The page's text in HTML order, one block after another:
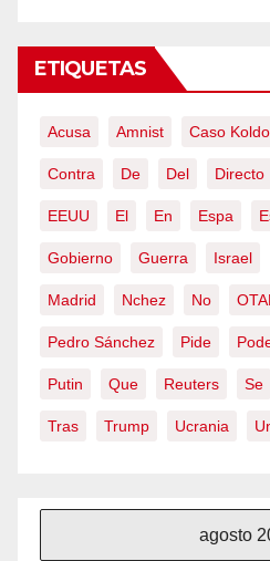
ETIQUETAS
Acusa Amnist Caso Koldo
Contra De Del Directo
EEUU El En Espa
Gobierno Guerra Israel
Madrid Nchez No
Pedro Sánchez Pide
Putin Que Reuters Se
Tras Trump Ucrania
agosto